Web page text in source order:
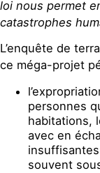
loi nous permet
catastrophes
L’enquête de
ce méga-projet
personnes
habitations,
avec en
souvent